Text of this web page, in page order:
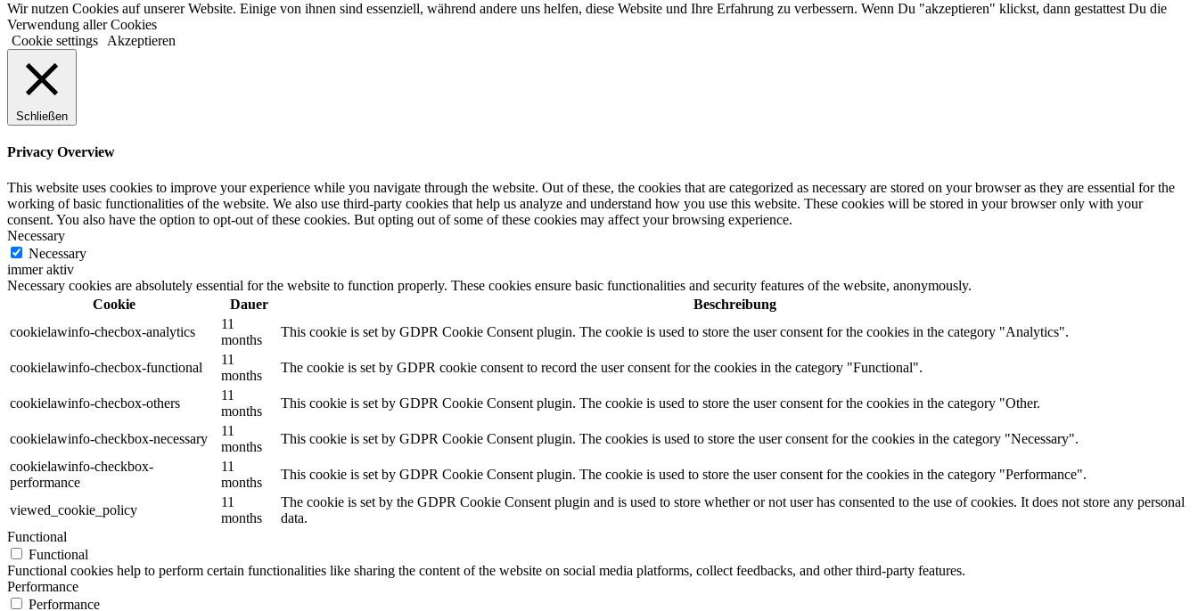
Wir nutzen Cookies auf unserer Website. Einige von ihnen sind essenziell, während andere uns helfen, diese Website und Ihre Erfahrung zu verbessern. Wenn Du "akzeptieren" klickst, dann gestattest Du die
Verwendung aller Cookies
Cookie settings
Akzeptieren
Schließen
Privacy Overview
This website uses cookies to improve your experience while you navigate through the website. Out of these, the cookies that are categorized as necessary are stored on your browser as they are essential for the
working of basic functionalities of the website. We also use third-party cookies that help us analyze and understand how you use this website. These cookies will be stored in your browser only with your
consent. You also have the option to opt-out of these cookies. But opting out of some of these cookies may affect your browsing experience.
Necessary
Necessary
immer aktiv
Necessary cookies are absolutely essential for the website to function properly. These cookies ensure basic functionalities and security features of the website, anonymously.
Cookie
Dauer
Beschreibung
cookielawinfo-checbox-analytics
11
months
This cookie is set by GDPR Cookie Consent plugin. The cookie is used to store the user consent for the cookies in the category "Analytics".
cookielawinfo-checbox-functional
11
months
The cookie is set by GDPR cookie consent to record the user consent for the cookies in the category "Functional".
cookielawinfo-checbox-others
11
months
This cookie is set by GDPR Cookie Consent plugin. The cookie is used to store the user consent for the cookies in the category "Other.
cookielawinfo-checkbox-necessary
11
months
This cookie is set by GDPR Cookie Consent plugin. The cookies is used to store the user consent for the cookies in the category "Necessary".
cookielawinfo-checkbox-
performance
11
months
This cookie is set by GDPR Cookie Consent plugin. The cookie is used to store the user consent for the cookies in the category "Performance".
viewed_cookie_policy
11
months
The cookie is set by the GDPR Cookie Consent plugin and is used to store whether or not user has consented to the use of cookies. It does not store any personal
data.
Functional
Functional
Functional cookies help to perform certain functionalities like sharing the content of the website on social media platforms, collect feedbacks, and other third-party features.
Performance
Performance